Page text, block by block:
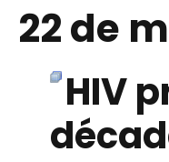
22 de
HIV